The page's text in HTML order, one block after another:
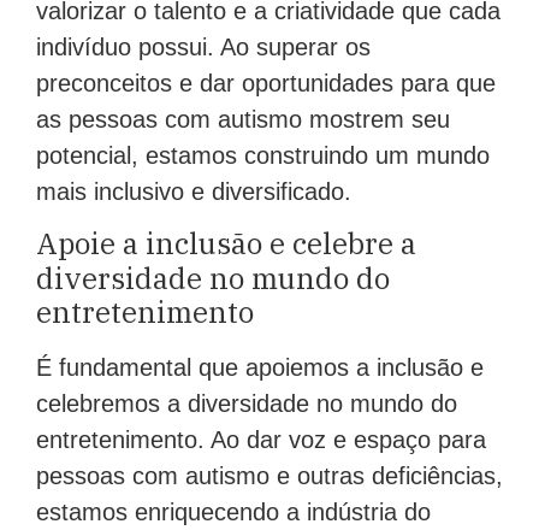
valorizar o talento e a criatividade que cada
indivíduo possui. Ao superar os
preconceitos e dar oportunidades para que
as pessoas com autismo mostrem seu
potencial, estamos construindo um mundo
mais inclusivo e diversificado.
Apoie a inclusão e celebre a
diversidade no mundo do
entretenimento
É fundamental que apoiemos a inclusão e
celebremos a diversidade no mundo do
entretenimento. Ao dar voz e espaço para
pessoas com autismo e outras deficiências,
estamos enriquecendo a indústria do